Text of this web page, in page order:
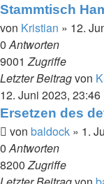
Stammtisch
von Kristian » 12.
0Antworten
9001Zugriffe
Letzter Beitragvon
12. Juni 2023, 23:46
Ersetzen des
von baldock » 1.
0Antworten
8200Zugriffe